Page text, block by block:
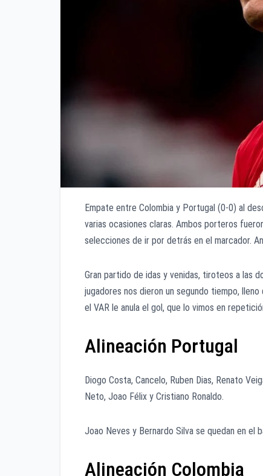
Empate entre Colombia y Portugal (0-0) al
varias ocasiones claras. Ambos porteros
selecciones de ir por detrás en el marcador.
Gran partido de idas y venidas, tiroteos a las
jugadores nos dieron un segundo tiempo,
el VAR le anula el gol, que lo vimos en
Alineación Portugal
Diogo Costa, Cancelo, Ruben Dias, Renato
Neto, Joao Félix y Cristiano Ronaldo.
Joao Neves y Bernardo Silva se quedan en el
Alineación Colombia